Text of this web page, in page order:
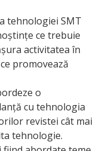
tehnologiei SMT
ce trebuie
activitatea în
promovează
o
cu tehnologia
revistei cât mai
tehnologie.